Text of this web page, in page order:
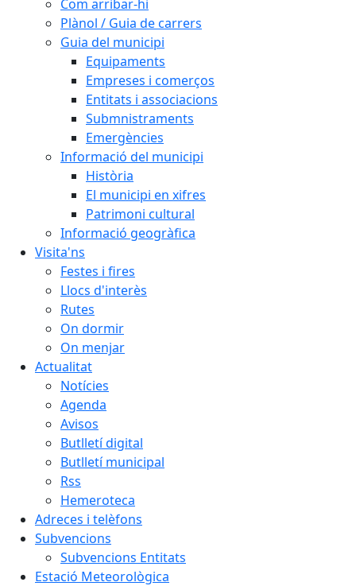
Com arribar-hi
Plànol / Guia de carrers
Guia del municipi
Equipaments
Empreses i comerços
Entitats i associacions
Submnistraments
Emergències
Informació del municipi
Història
El municipi en xifres
Patrimoni cultural
Informació geogràfica
Visita'ns
Festes i fires
Llocs d'interès
Rutes
On dormir
On menjar
Actualitat
Notícies
Agenda
Avisos
Butlletí digital
Butlletí municipal
Rss
Hemeroteca
Adreces i telèfons
Subvencions
Subvencions Entitats
Estació Meteorològica